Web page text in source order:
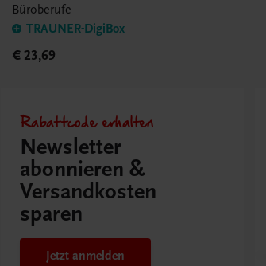
Büroberufe
TRAUNER-DigiBox
€ 23,69
Rabattcode erhalten
Newsletter
abonnieren &
Versandkosten
sparen
Jetzt anmelden